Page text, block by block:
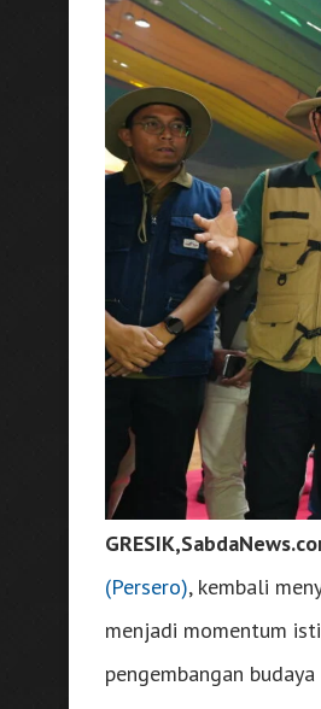
(Persero), kembali
menjadi momentum
pengembangan